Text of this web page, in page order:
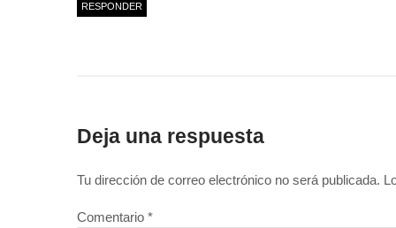
RESPONDER
Deja una respuesta
Tu dirección de correo electrónico no será publicada.
Comentario *